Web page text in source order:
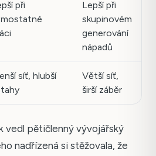
při
Lepší při
skupinovém
generování
nápadů
síť, hlubší
Větší síť,
širší záběr
vedl pětičlenný vývojářský
nadřízená si stěžovala, že